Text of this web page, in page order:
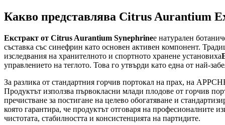
Какво представлява Citrus Aurantium
Екстракт от Citrus Aurantium Synephrineе натурален
съставка със синефрин като основен активен компонент.
изследвания на хранителното и спортното хранене установиха
управлението на теглото. Това го утвърди като една от най-
За разлика от стандартния горчив портокал на прах, на
Продуктът използва първокласни млади плодове от горчив
пречистване за постигане на целево обогатяване и
която гарантира, че продуктът отговаря на
чистотата, стабилността и консистенцията на партидите.